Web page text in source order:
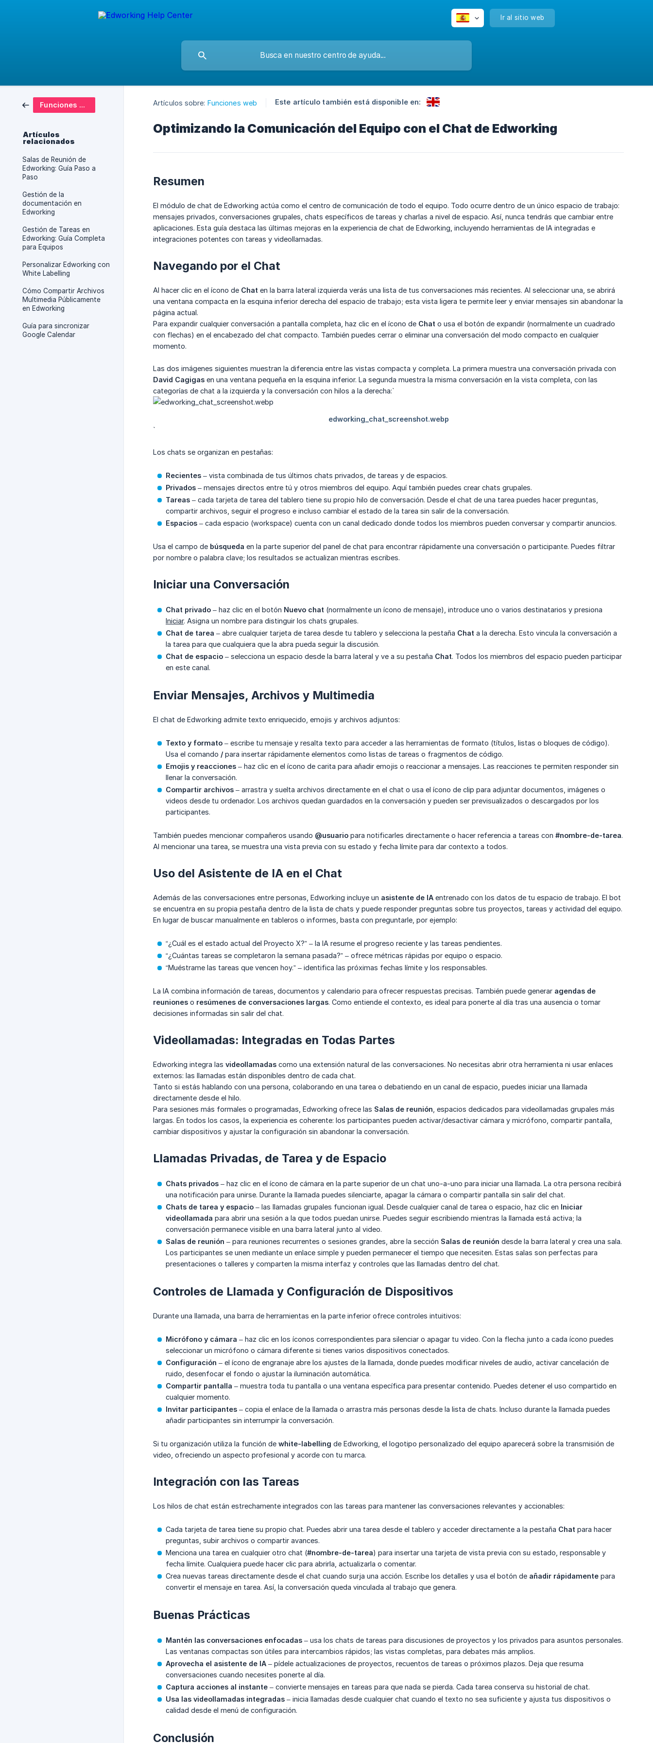
Ir al sitio web
Funciones web
Artículos
relacionados
Salas de Reunión de
Edworking: Guía Paso a
Paso
Gestión de la
documentación en
Edworking
Gestión de Tareas en
Edworking: Guía Completa
para Equipos
Personalizar Edworking con
White Labelling
Cómo Compartir Archivos
Multimedia Públicamente
en Edworking
Guía para sincronizar
Google Calendar
Artículos sobre: Funciones web Este artículo también está disponible en:
Optimizando la Comunicación del Equipo con el Chat de Edworking
Resumen
El módulo de chat de Edworking actúa como el centro de comunicación de todo el equipo. Todo ocurre dentro de un único espacio de trabajo:
mensajes privados, conversaciones grupales, chats específicos de tareas y charlas a nivel de espacio. Así, nunca tendrás que cambiar entre
aplicaciones. Esta guía destaca las últimas mejoras en la experiencia de chat de Edworking, incluyendo herramientas de IA integradas e
integraciones potentes con tareas y videollamadas.
Navegando por el Chat
Al hacer clic en el ícono de Chat en la barra lateral izquierda verás una lista de tus conversaciones más recientes. Al seleccionar una, se abrirá
una ventana compacta en la esquina inferior derecha del espacio de trabajo; esta vista ligera te permite leer y enviar mensajes sin abandonar la
página actual.
Para expandir cualquier conversación a pantalla completa, haz clic en el ícono de Chat o usa el botón de expandir (normalmente un cuadrado
con flechas) en el encabezado del chat compacto. También puedes cerrar o eliminar una conversación del modo compacto en cualquier
momento.
Las dos imágenes siguientes muestran la diferencia entre las vistas compacta y completa. La primera muestra una conversación privada con
David Cagigas en una ventana pequeña en la esquina inferior. La segunda muestra la misma conversación en la vista completa, con las
categorías de chat a la izquierda y la conversación con hilos a la derecha:`
`
Los chats se organizan en pestañas:
Recientes – vista combinada de tus últimos chats privados, de tareas y de espacios.
Privados – mensajes directos entre tú y otros miembros del equipo. Aquí también puedes crear chats grupales.
Tareas – cada tarjeta de tarea del tablero tiene su propio hilo de conversación. Desde el chat de una tarea puedes hacer preguntas,
compartir archivos, seguir el progreso e incluso cambiar el estado de la tarea sin salir de la conversación.
Espacios – cada espacio (workspace) cuenta con un canal dedicado donde todos los miembros pueden conversar y compartir anuncios.
Usa el campo de búsqueda en la parte superior del panel de chat para encontrar rápidamente una conversación o participante. Puedes filtrar
por nombre o palabra clave; los resultados se actualizan mientras escribes.
Iniciar una Conversación
Chat privado – haz clic en el botón Nuevo chat (normalmente un ícono de mensaje), introduce uno o varios destinatarios y presiona
Iniciar. Asigna un nombre para distinguir los chats grupales.
Chat de tarea – abre cualquier tarjeta de tarea desde tu tablero y selecciona la pestaña Chat a la derecha. Esto vincula la conversación a
la tarea para que cualquiera que la abra pueda seguir la discusión.
Chat de espacio – selecciona un espacio desde la barra lateral y ve a su pestaña Chat. Todos los miembros del espacio pueden participar
en este canal.
Enviar Mensajes, Archivos y Multimedia
El chat de Edworking admite texto enriquecido, emojis y archivos adjuntos:
Texto y formato – escribe tu mensaje y resalta texto para acceder a las herramientas de formato (títulos, listas o bloques de código).
Usa el comando / para insertar rápidamente elementos como listas de tareas o fragmentos de código.
Emojis y reacciones – haz clic en el ícono de carita para añadir emojis o reaccionar a mensajes. Las reacciones te permiten responder sin
llenar la conversación.
Compartir archivos – arrastra y suelta archivos directamente en el chat o usa el ícono de clip para adjuntar documentos, imágenes o
videos desde tu ordenador. Los archivos quedan guardados en la conversación y pueden ser previsualizados o descargados por los
participantes.
También puedes mencionar compañeros usando @usuario para notificarles directamente o hacer referencia a tareas con #nombre-de-tarea.
Al mencionar una tarea, se muestra una vista previa con su estado y fecha límite para dar contexto a todos.
Uso del Asistente de IA en el Chat
Además de las conversaciones entre personas, Edworking incluye un asistente de IA entrenado con los datos de tu espacio de trabajo. El bot
se encuentra en su propia pestaña dentro de la lista de chats y puede responder preguntas sobre tus proyectos, tareas y actividad del equipo.
En lugar de buscar manualmente en tableros o informes, basta con preguntarle, por ejemplo:
“¿Cuál es el estado actual del Proyecto X?” – la IA resume el progreso reciente y las tareas pendientes.
“¿Cuántas tareas se completaron la semana pasada?” – ofrece métricas rápidas por equipo o espacio.
“Muéstrame las tareas que vencen hoy.” – identifica las próximas fechas límite y los responsables.
La IA combina información de tareas, documentos y calendario para ofrecer respuestas precisas. También puede generar agendas de
reuniones o resúmenes de conversaciones largas. Como entiende el contexto, es ideal para ponerte al día tras una ausencia o tomar
decisiones informadas sin salir del chat.
Videollamadas: Integradas en Todas Partes
Edworking integra las videollamadas como una extensión natural de las conversaciones. No necesitas abrir otra herramienta ni usar enlaces
externos: las llamadas están disponibles dentro de cada chat.
Tanto si estás hablando con una persona, colaborando en una tarea o debatiendo en un canal de espacio, puedes iniciar una llamada
directamente desde el hilo.
Para sesiones más formales o programadas, Edworking ofrece las Salas de reunión , espacios dedicados para videollamadas grupales más
largas. En todos los casos, la experiencia es coherente: los participantes pueden activar/desactivar cámara y micrófono, compartir pantalla,
cambiar dispositivos y ajustar la configuración sin abandonar la conversación.
Llamadas Privadas, de Tarea y de Espacio
Chats privados – haz clic en el ícono de cámara en la parte superior de un chat uno-a-uno para iniciar una llamada. La otra persona recibirá
una notificación para unirse. Durante la llamada puedes silenciarte, apagar la cámara o compartir pantalla sin salir del chat.
Chats de tarea y espacio – las llamadas grupales funcionan igual. Desde cualquier canal de tarea o espacio, haz clic en Iniciar
videollamada para abrir una sesión a la que todos puedan unirse. Puedes seguir escribiendo mientras la llamada está activa; la
conversación permanece visible en una barra lateral junto al video.
Salas de reunión – para reuniones recurrentes o sesiones grandes, abre la sección Salas de reunión desde la barra lateral y crea una sala.
Los participantes se unen mediante un enlace simple y pueden permanecer el tiempo que necesiten. Estas salas son perfectas para
presentaciones o talleres y comparten la misma interfaz y controles que las llamadas dentro del chat.
Controles de Llamada y Configuración de Dispositivos
Durante una llamada, una barra de herramientas en la parte inferior ofrece controles intuitivos:
Micrófono y cámara – haz clic en los íconos correspondientes para silenciar o apagar tu video. Con la flecha junto a cada ícono puedes
seleccionar un micrófono o cámara diferente si tienes varios dispositivos conectados.
Configuración – el ícono de engranaje abre los ajustes de la llamada, donde puedes modificar niveles de audio, activar cancelación de
ruido, desenfocar el fondo o ajustar la iluminación automática.
Compartir pantalla – muestra toda tu pantalla o una ventana específica para presentar contenido. Puedes detener el uso compartido en
cualquier momento.
Invitar participantes – copia el enlace de la llamada o arrastra más personas desde la lista de chats. Incluso durante la llamada puedes
añadir participantes sin interrumpir la conversación.
Si tu organización utiliza la función de white-labelling de Edworking, el logotipo personalizado del equipo aparecerá sobre la transmisión de
video, ofreciendo un aspecto profesional y acorde con tu marca.
Integración con las Tareas
Los hilos de chat están estrechamente integrados con las tareas para mantener las conversaciones relevantes y accionables:
Cada tarjeta de tarea tiene su propio chat. Puedes abrir una tarea desde el tablero y acceder directamente a la pestaña Chat para hacer
preguntas, subir archivos o compartir avances.
Menciona una tarea en cualquier otro chat (#nombre-de-tarea) para insertar una tarjeta de vista previa con su estado, responsable y
fecha límite. Cualquiera puede hacer clic para abrirla, actualizarla o comentar.
Crea nuevas tareas directamente desde el chat cuando surja una acción. Escribe los detalles y usa el botón de añadir rápidamente para
convertir el mensaje en tarea. Así, la conversación queda vinculada al trabajo que genera.
Buenas Prácticas
Mantén las conversaciones enfocadas – usa los chats de tareas para discusiones de proyectos y los privados para asuntos personales.
Las ventanas compactas son útiles para intercambios rápidos; las vistas completas, para debates más amplios.
Aprovecha el asistente de IA – pídele actualizaciones de proyectos, recuentos de tareas o próximos plazos. Deja que resuma
conversaciones cuando necesites ponerte al día.
Captura acciones al instante – convierte mensajes en tareas para que nada se pierda. Cada tarea conserva su historial de chat.
Usa las videollamadas integradas – inicia llamadas desde cualquier chat cuando el texto no sea suficiente y ajusta tus dispositivos o
calidad desde el menú de configuración.
Conclusión